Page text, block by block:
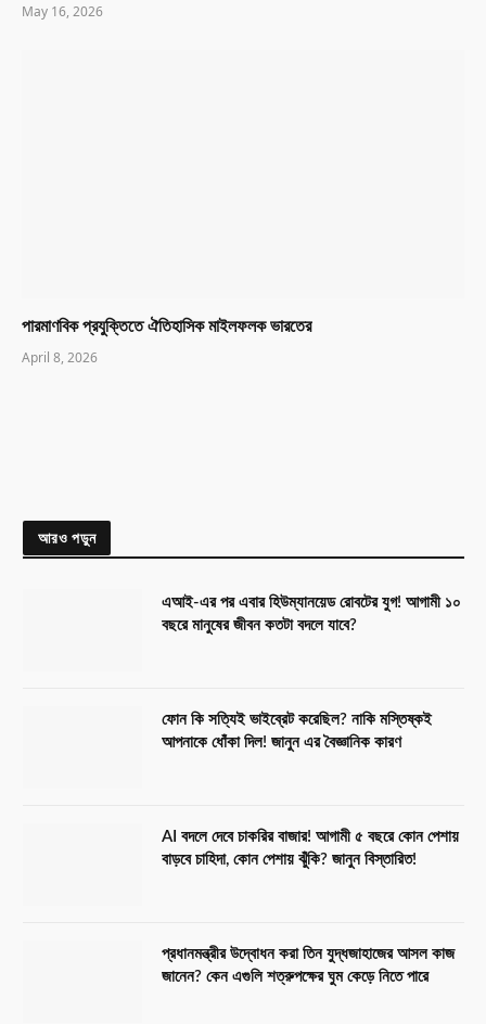
May 16, 2026
পারমাণবিক প্রযুক্তিতে ঐতিহাসিক মাইলফলক ভারতের
April 8, 2026
আরও পড়ুন
এআই-এর পর এবার হিউম্যানয়েড রোবটের যুগ! আগামী ১০
বছরে মানুষের জীবন কতটা বদলে যাবে?
ফোন কি সত্যিই ভাইব্রেট করেছিল? নাকি মস্তিষ্কই
আপনাকে ধোঁকা দিল! জানুন এর বৈজ্ঞানিক কারণ
AI বদলে দেবে চাকরির বাজার! আগামী ৫ বছরে কোন পেশায়
বাড়বে চাহিদা, কোন পেশায় ঝুঁকি? জানুন বিস্তারিত!
প্রধানমন্ত্রীর উদ্বোধন করা তিন যুদ্ধজাহাজের আসল কাজ
জানেন? কেন এগুলি শত্রুপক্ষের ঘুম কেড়ে নিতে পারে